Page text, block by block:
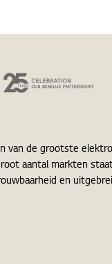
van de grootste
aantal markten
en